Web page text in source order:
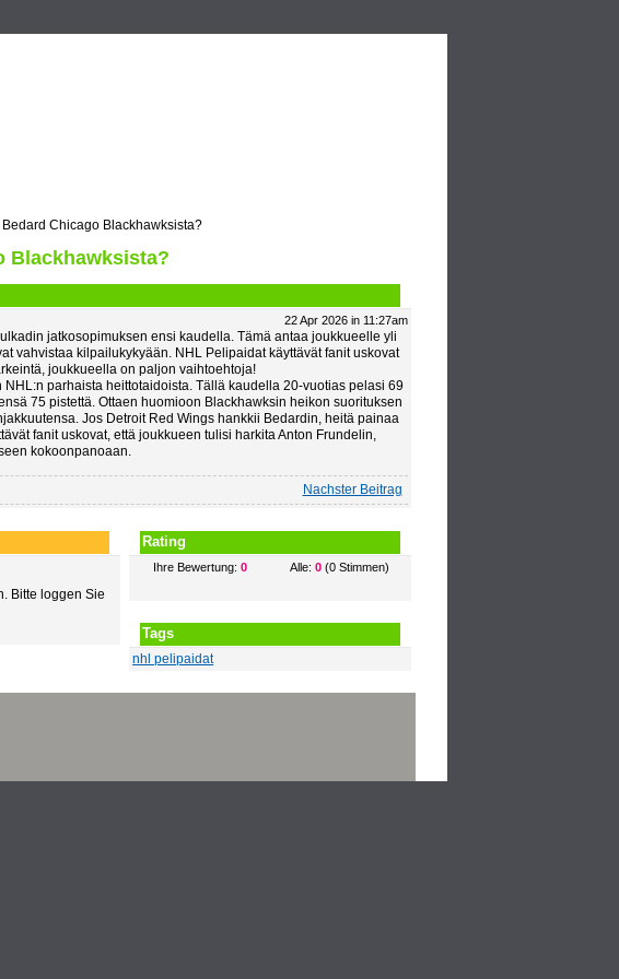
Chicago Blackhawksista?
Blackhawksista?
22 Apr 2026 in 11:27am
jatkosopimuksen ensi kaudella. Tämä antaa joukkueelle yli
vahvistaa kilpailukykyään. NHL Pelipaidat käyttävät fanit uskovat
joukkueella on paljon vaihtoehtoja!
parhaista heittotaidoista. Tällä kaudella 20-vuotias pelasi 69
75 pistettä. Ottaen huomioon Blackhawksin heikon suorituksen
Jos Detroit Red Wings hankkii Bedardin, heitä painaa
fanit uskovat, että joukkueen tulisi harkita Anton Frundelin,
kokoonpanoaan.
Nachster Beitrag
Bitte loggen Sie
Rating
Ihre Bewertung: 0 Alle:0 (0 Stimmen)
Tags
nhl pelipaidat